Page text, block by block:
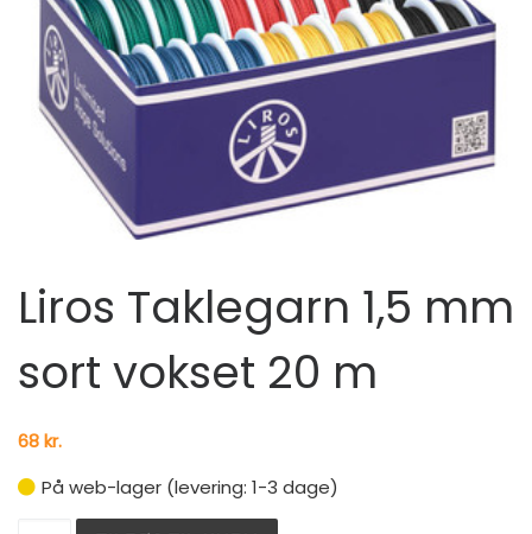
Liros Taklegarn 1,5 mm
sort vokset 20 m
68kr.
På web-lager (levering: 1-3 dage)